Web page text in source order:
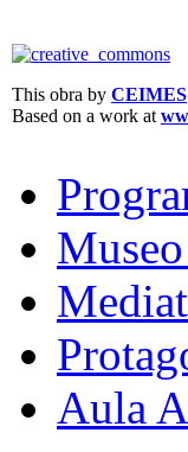
This obra by CEIMES
Based on a work at
Aula